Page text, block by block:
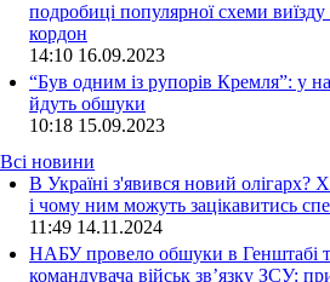
подробиці популярної схеми виїзду
кордон
14:10 16.09.2023
“Був одним із рупорів Кремля”: у
йдуть обшуки
10:18 15.09.2023
Всі новини
В Україні з'явився новий
і чому ним можуть зацікавитись
11:49 14.11.2024
НАБУ провело обшуки в Генштабі
командувача військ зв’язку ЗСУ: